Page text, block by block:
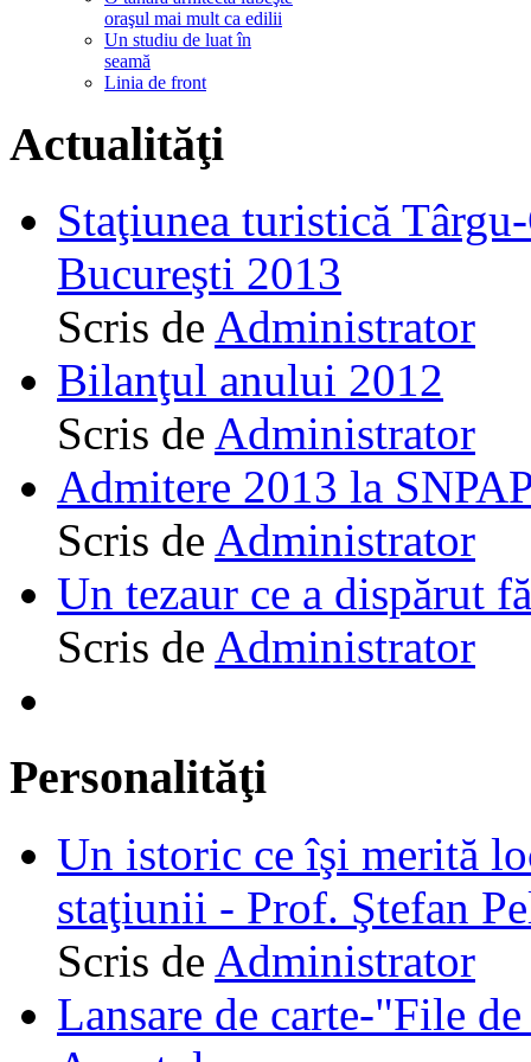
oraşul mai mult ca edilii
Un studiu de luat în
seamă
Linia de front
Actualităţi
Staţiunea turistică
Bucureşti 2013
Scris de Administrator
Bilanţul anului 2012
Scris de Administrator
Admitere 2013 la
Scris de Administrator
Un tezaur ce a dispărut
Scris de Administrator
Personalităţi
Un istoric ce îşi merită
staţiunii - Prof. Ştefan
Scris de Administrator
Lansare de carte-"File